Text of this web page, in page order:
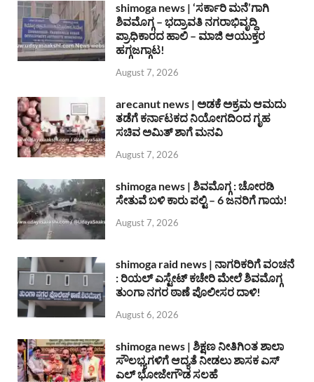
shimoga news | ‘ಸರ್ಕಾರಿ ಮನೆ’ಗಾಗಿ
ಶಿವಮೊಗ್ಗ – ಭದ್ರಾವತಿ ನಗರಾಭಿವೃದ್ದಿ
ಪ್ರಾಧಿಕಾರದ ಹಾಲಿ – ಮಾಜಿ ಆಯುಕ್ತರ
ಹಗ್ಗಜಗ್ಗಾಟ!
August 7, 2026
arecanut news | ಅಡಕೆ ಅಕ್ರಮ ಆಮದು
ತಡೆಗೆ ಕರ್ನಾಟಕದ ನಿಯೋಗದಿಂದ ಗೃಹ
ಸಚಿವ ಅಮಿತ್ ಶಾಗೆ ಮನವಿ
August 7, 2026
shimoga news | ಶಿವಮೊಗ್ಗ : ಚೋರಡಿ
ಸೇತುವೆ ಬಳಿ ಕಾರು ಪಲ್ಟಿ – 6 ಜನರಿಗೆ ಗಾಯ!
August 7, 2026
shimoga raid news | ನಾಗರಿಕರಿಗೆ ವಂಚನೆ
: ರಿಯಲ್ ಎಸ್ಟೇಟ್ ಕಚೇರಿ ಮೇಲೆ ಶಿವಮೊಗ್ಗ
ತುಂಗಾ ನಗರ ಠಾಣೆ ಪೊಲೀಸರ ದಾಳಿ!
August 6, 2026
shimoga news | ಶಿಕ್ಷಣ ನೀತಿಗಿಂತ ಶಾಲಾ
ಸೌಲಭ್ಯಗಳಿಗೆ ಆದ್ಯತೆ ನೀಡಲು ಶಾಸಕ ಎಸ್
ಎಲ್ ಭೋಜೇಗೌಡ ಸಲಹೆ